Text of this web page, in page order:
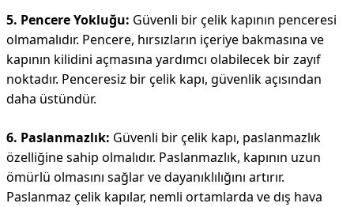
5. Pencere Yokluğu: Güvenli bir çelik kapının penceresi
olmamalıdır. Pencere, hırsızların içeriye bakmasına ve
kapının kilidini açmasına yardımcı olabilecek bir zayıf
noktadır. Penceresiz bir çelik kapı, güvenlik açısından
daha üstündür.
6. Paslanmazlık: Güvenli bir çelik kapı, paslanmazlık
özelliğine sahip olmalıdır. Paslanmazlık, kapının uzun
ömürlü olmasını sağlar ve dayanıklılığını artırır.
Paslanmaz çelik kapılar, nemli ortamlarda ve dış hava